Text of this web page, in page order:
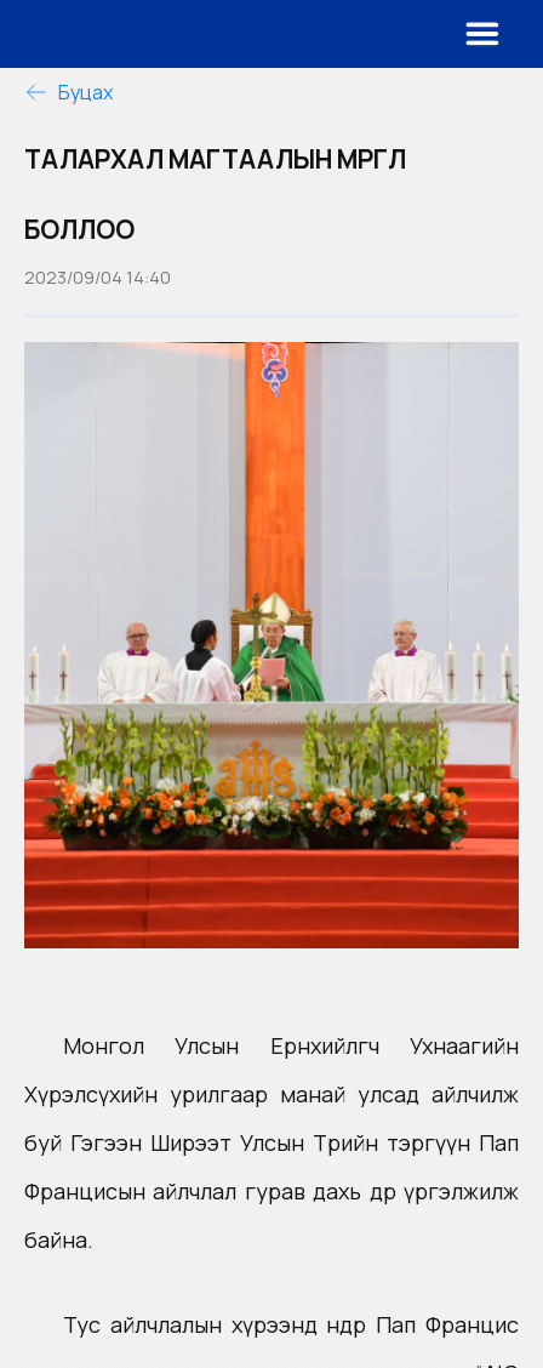
Буцах
ТАЛАРХАЛ МАГТААЛЫН МӨРГӨЛ
БОЛЛОО
2023/09/04 14:40
Монгол Улсын Ерөнхийлөгч Ухнаагийн
Хүрэлсүхийн урилгаар манай улсад айлчилж
буй Гэгээн Ширээт Улсын Төрийн тэргүүн Пап
Францисын айлчлал гурав дахь өдрөө үргэлжилж
байна.
Тус айлчлалын хүрээнд өнөөдөр Пап Францис